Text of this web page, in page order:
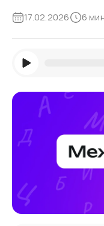
17.02.2026 6